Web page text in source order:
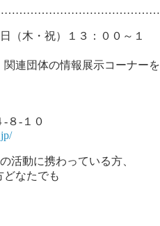
（木・祝）１３：００～１
体の情報展示コーナーを
-１０
動に携わっている方、
たでも